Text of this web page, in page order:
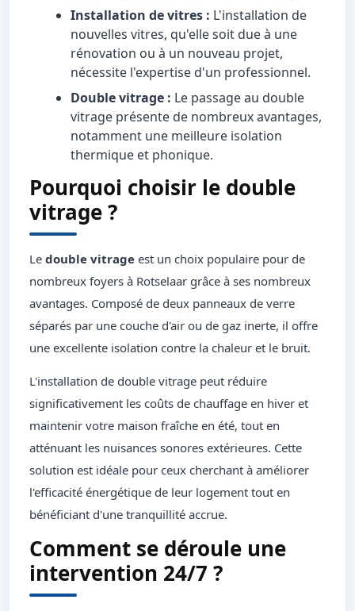
Installation de vitres : L'installation de
nouvelles vitres, qu'elle soit due à une
rénovation ou à un nouveau projet,
nécessite l'expertise d'un professionnel.
Double vitrage : Le passage au double
vitrage présente de nombreux avantages,
notamment une meilleure isolation
thermique et phonique.
Pourquoi choisir le double
vitrage ?
Le double vitrage est un choix populaire pour de
nombreux foyers à Rotselaar grâce à ses nombreux
avantages. Composé de deux panneaux de verre
séparés par une couche d'air ou de gaz inerte, il offre
une excellente isolation contre la chaleur et le bruit.
L'installation de double vitrage peut réduire
significativement les coûts de chauffage en hiver et
maintenir votre maison fraîche en été, tout en
atténuant les nuisances sonores extérieures. Cette
solution est idéale pour ceux cherchant à améliorer
l'efficacité énergétique de leur logement tout en
bénéficiant d'une tranquillité accrue.
Comment se déroule une
intervention 24/7 ?